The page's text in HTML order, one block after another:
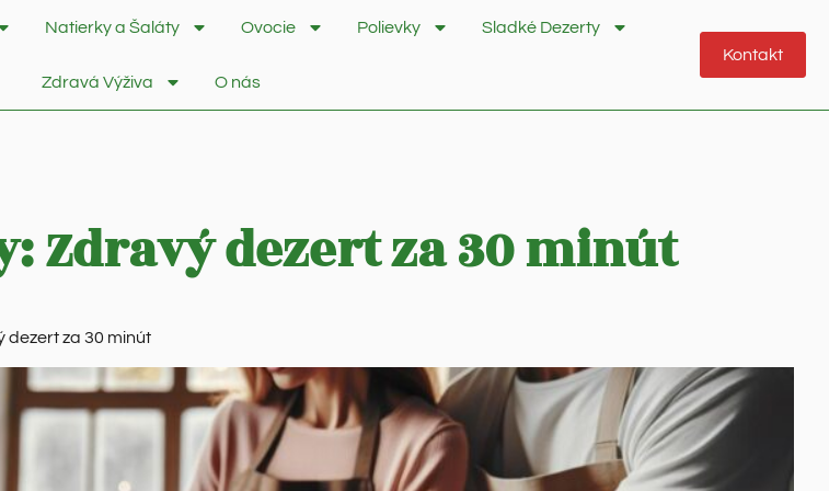
Natierky a Šaláty Ovocie Polievky Sladké Dezerty
Zdravá Výživa O nás
Kontakt
Zdravý dezert za 30 minút
dezert za 30 minút